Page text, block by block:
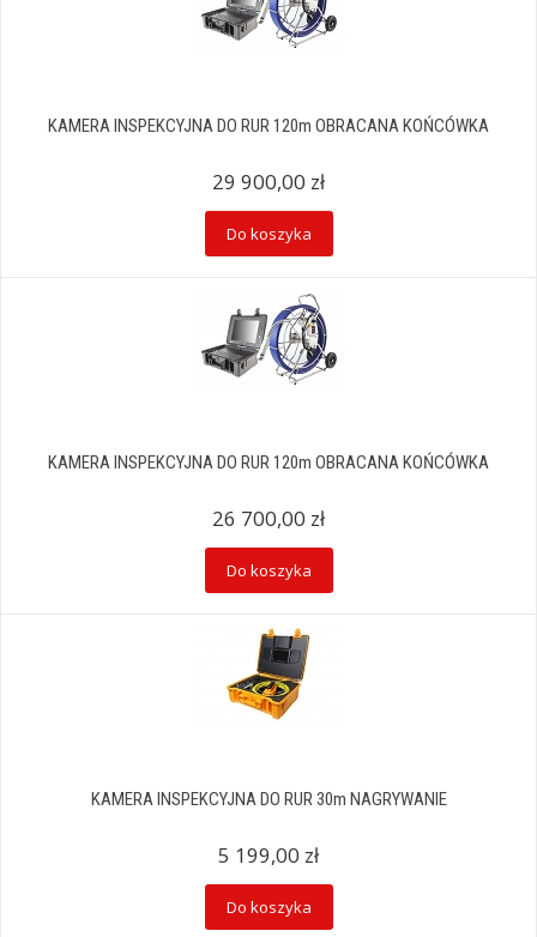
KAMERA INSPEKCYJNA DO RUR 120m OBRACANA KOŃCÓWKA
29 900,00 zł
Do koszyka
KAMERA INSPEKCYJNA DO RUR 120m OBRACANA KOŃCÓWKA
26 700,00 zł
Do koszyka
KAMERA INSPEKCYJNA DO RUR 30m NAGRYWANIE
5 199,00 zł
Do koszyka